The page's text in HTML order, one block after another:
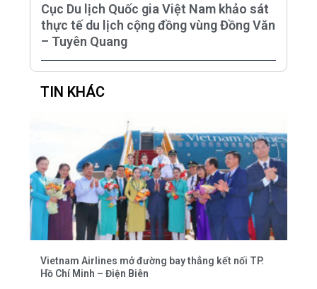
Cục Du lịch Quốc gia Việt Nam khảo sát
thực tế du lịch cộng đồng vùng Đồng Văn
– Tuyên Quang
TIN KHÁC
Vietnam Airlines mở đường bay thẳng kết nối TP.
Hồ Chí Minh – Điện Biên